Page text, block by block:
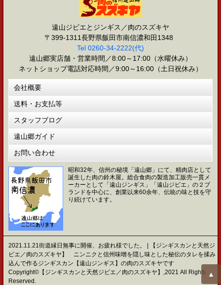
遠山ジビエとジンギス／肉のスズキヤ
〒399-1311長野県飯田市南信濃和田1348
Tel 0260-34-2222(代)
遠山郷実店舗・営業時間／8:00～17:00（水曜休み）
ネットショップ電話対応時間／9:00～16:00（土日祝休み）
会社概要
送料・お支払等
スタッフブログ
遠山郷ガイド
お問い合わせ
昭和32年、信州の秘境「遠山郷」にて、精肉店として
誕生した肉の鈴木屋。総合食肉の製造加工販売一貫メ
ーカーとして「遠山ジンギス」「遠山ジビエ」の２ブ
ランドを中心に、創業以来60余年、伝統の味と技を守
り続けています。
2021.11.21街道縁日無事に開催、お疲れ様でした。 | 【ジンギスカンと天然ジ
ビエ／肉のスズキヤ】 ニンニクと信州味噌を隠し味とした秘伝のタレを揉み
込んで作るジンギスカン【遠山ジンギス】の肉のスズキヤです
Copyright©【ジンギスカンと天然ジビエ／肉のスズキヤ】,2021 All Rights
Reserved.
▲